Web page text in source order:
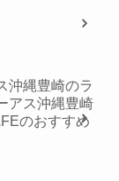
沖縄豊崎のラ
アス沖縄豊崎
のおすすめ